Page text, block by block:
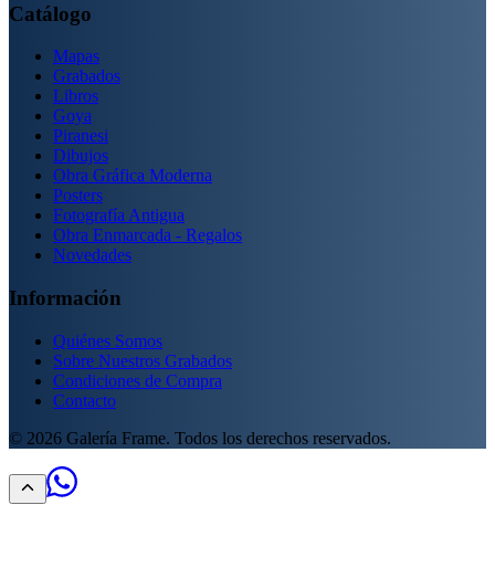
Catálogo
Mapas
Grabados
Libros
Goya
Piranesi
Dibujos
Obra Gráfica Moderna
Posters
Fotografía Antigua
Obra Enmarcada - Regalos
Novedades
Información
Quiénes Somos
Sobre Nuestros Grabados
Condiciones de Compra
Contacto
© 2026 Galería Frame. Todos los derechos reservados.